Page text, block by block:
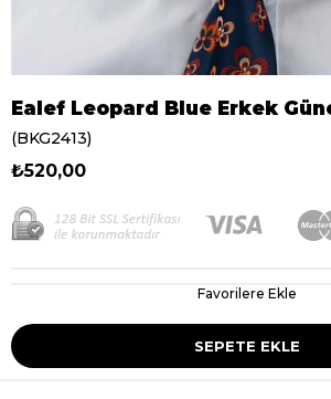
Ealef Leopard Blue Erkek
(BKG2413)
₺520,00
Favorilere Ekle